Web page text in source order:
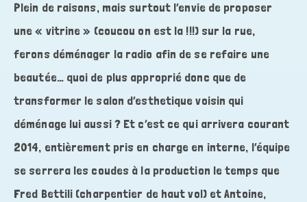
Plein de raisons, mais surtout l’envie de proposer
une « vitrine » (coucou on est la !!!) sur la rue,
ferons déménager la radio afin de se refaire une
beautée… quoi de plus approprié donc que de
transformer le salon d’esthetique voisin qui
déménage lui aussi ? Et c’est ce qui arrivera courant
2014, entièrement pris en charge en interne, l’équipe
se serrera les coudes à la production le temps que
Fred Bettili (charpentier de haut vol) et Antoine,